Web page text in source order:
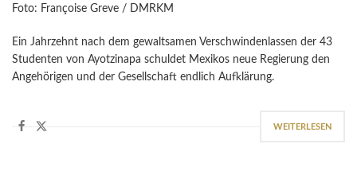
Foto: Françoise Greve / DMRKM
Ein Jahrzehnt nach dem gewaltsamen Verschwindenlassen der 43
Studenten von Ayotzinapa schuldet Mexikos neue Regierung den
Angehörigen und der Gesellschaft endlich Aufklärung.
WEITERLESEN